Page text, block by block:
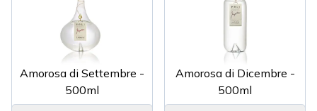
Amorosa di Settembre -
500ml
Amorosa di Dicembre -
500ml